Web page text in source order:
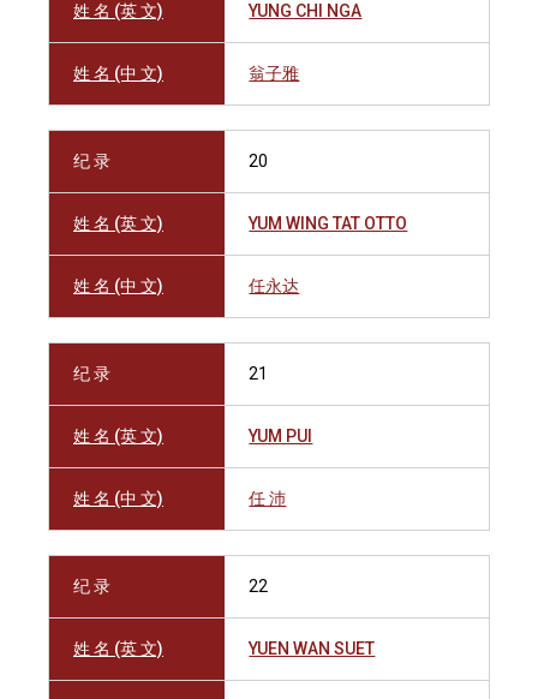
姓 名 (英 文) YUNG CHI NGA
姓 名 (中 文) 翁子雅
纪 录 20
姓 名 (英 文) YUM WING TAT OTTO
姓 名 (中 文) 任永达
纪 录 21
姓 名 (英 文) YUM PUI
姓 名 (中 文) 任 沛
纪 录 22
姓 名 (英 文) YUEN WAN SUET